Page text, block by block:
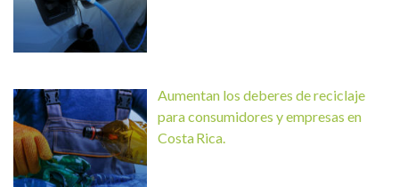
Aumentan los deberes de reciclaje
para consumidores y empresas en
Costa Rica.